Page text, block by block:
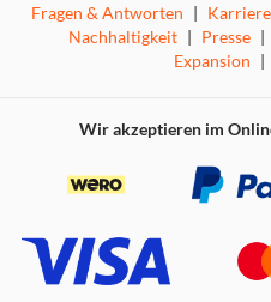
Fragen & Antworten |
Nachhaltigkeit | Presse |
Expansion |
Wir akzeptieren im